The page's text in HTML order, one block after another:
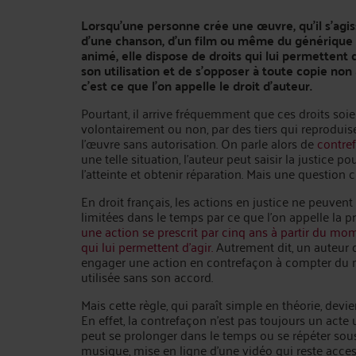
Lorsqu’une personne crée une œuvre, qu’il
d’une chanson, d’un film ou même du générique
animé, elle dispose de droits qui lui permettent
son utilisation et de s’opposer à toute copie
c’est ce que l’on appelle le droit d’auteur.
Pourtant, il arrive fréquemment que ces droits
volontairement ou non, par des tiers qui
l’œuvre sans autorisation. On parle alors de
une telle situation, l’auteur peut saisir la justice
l’atteinte et obtenir réparation. Mais une question
En droit français, les actions en justice ne
limitées dans le temps par ce que l’on appelle la
une action se prescrit par cinq ans à partir du
qui lui permettent d’agir.Autrement dit, un auteur
engager une action en contrefaçon à compter
utilisée sans son accord.
Mais cette règle, qui paraît simple en théorie,
En effet, la contrefaçon n’est pas toujours un
peut se prolonger dans le temps ou se répéter
musique, mise en ligne d’une vidéo qui reste